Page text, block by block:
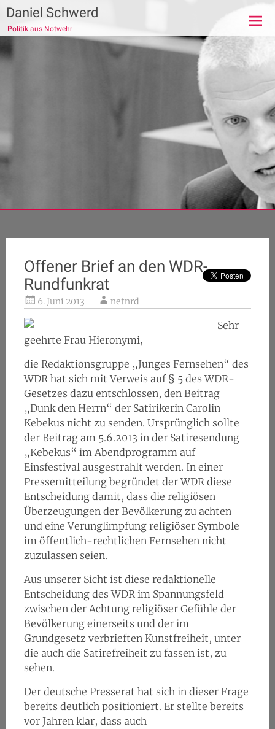
Zum
Inhalt
springen
Daniel Schwerd
Politik aus Notwehr
Offener Brief an den WDR-
Rundfunkrat
6. Juni 2013 netnrd
Sehr
geehrte Frau Hieronymi,
die Redaktionsgruppe „Junges Fernsehen“ des
WDR hat sich mit Verweis auf § 5 des WDR-
Gesetzes dazu entschlossen, den Beitrag
„Dunk den Herrn“ der Satirikerin Carolin
Kebekus nicht zu senden. Ursprünglich sollte
der Beitrag am 5.6.2013 in der Satiresendung
„Kebekus“ im Abendprogramm auf
Einsfestival ausgestrahlt werden. In einer
Pressemitteilung begründet der WDR diese
Entscheidung damit, dass die religiösen
Überzeugungen der Bevölkerung zu achten
und eine Verunglimpfung religiöser Symbole
im öffentlich-rechtlichen Fernsehen nicht
zuzulassen seien.
Aus unserer Sicht ist diese redaktionelle
Entscheidung des WDR im Spannungsfeld
zwischen der Achtung religiöser Gefühle der
Bevölkerung einerseits und der im
Grundgesetz verbrieften Kunstfreiheit, unter
die auch die Satirefreiheit zu fassen ist, zu
sehen.
Der deutsche Presserat hat sich in dieser Frage
bereits deutlich positioniert. Er stellte bereits
vor Jahren klar, dass auch